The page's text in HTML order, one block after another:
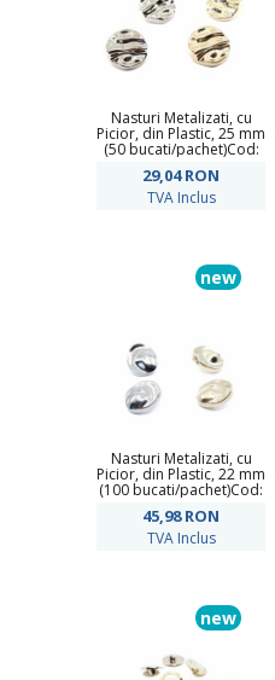
Nasturi Metalizati, cu
Picior, din Plastic, 25 mm
(50 bucati/pachet)Cod:
29,04RON
TVA Inclus
new
Nasturi Metalizati, cu
Picior, din Plastic, 22 mm
(100 bucati/pachet)Cod:
45,98RON
TVA Inclus
new